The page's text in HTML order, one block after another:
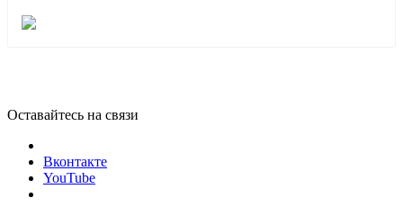
Оставайтесь на связи
Вконтакте
YouTube